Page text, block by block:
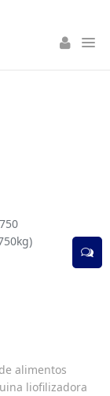
alimentos
liofilizadora